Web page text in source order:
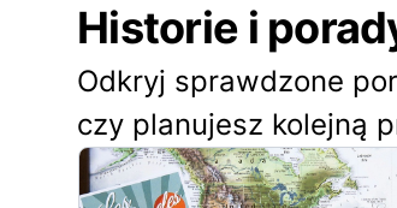
Historie i
Odkryj sprawdzone
czy planujesz kolejną